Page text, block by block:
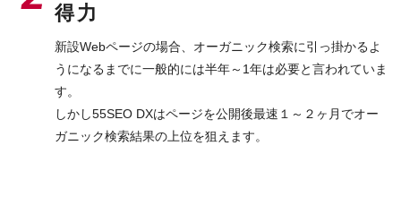
得力
新設Webページの場合、オーガニック検索に引っ掛かるよ
うになるまでに一般的には半年～1年は必要と言われていま
す。
しかし55SEO DXはページを公開後最速１～２ヶ月でオー
ガニック検索結果の上位を狙えます。